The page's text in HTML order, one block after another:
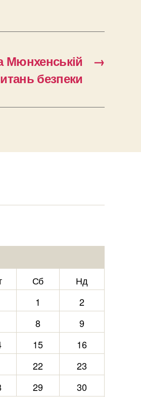
→
Мюнхенській
безпеки
Сб
Нд
1
2
8
9
15
16
22
23
29 30